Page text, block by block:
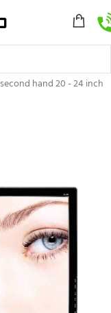
hand 20 - 24 inch